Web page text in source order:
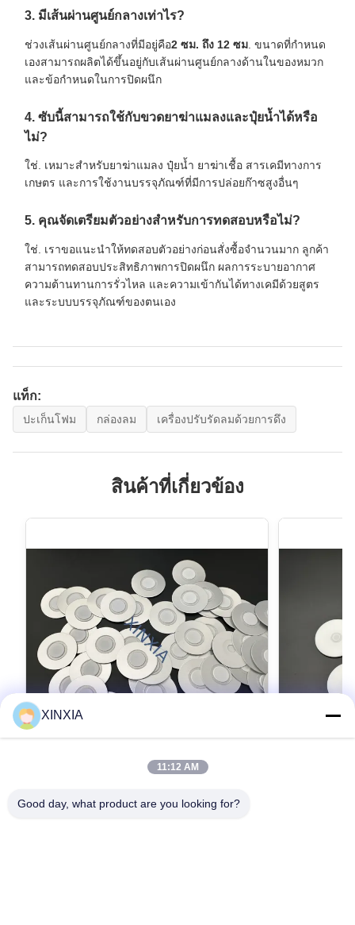
3. มีเส้นผ่านศูนย์กลางเท่าไร?
ช่วงเส้นผ่านศูนย์กลางที่มีอยู่คือ2 ซม. ถึง 12 ซม . ขนาดที่กำหนด
เองสามารถผลิตได้ขึ้นอยู่กับเส้นผ่านศูนย์กลางด้านในของหมวก
และข้อกำหนดในการปิดผนึก
4. ซับนี้สามารถใช้กับขวดยาฆ่าแมลงและปุ๋ยน้ำได้หรือ
ไม่?
ใช่. เหมาะสำหรับยาฆ่าแมลง ปุ๋ยน้ำ ยาฆ่าเชื้อ สารเคมีทางการ
เกษตร และการใช้งานบรรจุภัณฑ์ที่มีการปล่อยก๊าซสูงอื่นๆ
5. คุณจัดเตรียมตัวอย่างสำหรับการทดสอบหรือไม่?
ใช่. เราขอแนะนำให้ทดสอบตัวอย่างก่อนสั่งซื้อจำนวนมาก ลูกค้า
สามารถทดสอบประสิทธิภาพการปิดผนึก ผลการระบายอากาศ
ความต้านทานการรั่วไหล และความเข้ากันได้ทางเคมีด้วยสูตร
และระบบบรรจุภัณฑ์ของตนเอง
แท็ก:
ปะเก็นโฟม กล่องลม เครื่องปรับรัดลมด้วยการดึง
สินค้าที่เกี่ยวข้อง
โฟม Vent Liner สําหรับสารเคมีและการใช้
XINXIA
11:12 AM
Good day, what product are you looking for?